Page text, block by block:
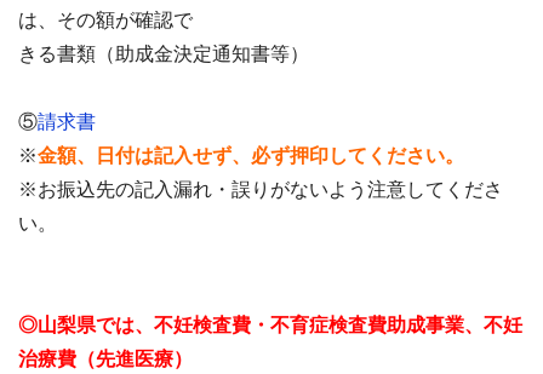
は、その額が確認で
きる書類（助成金決定通知書等）
⑤請求書
※金額、日付は記入せず、必ず押印してください。
※お振込先の記入漏れ・誤りがないよう注意してくださ
い。
◎山梨県では、不妊検査費・不育症検査費助成事業、不妊
治療費（先進医療）